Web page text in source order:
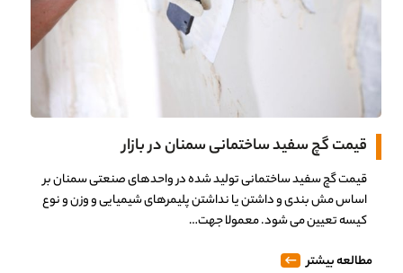
قیمت گچ سفید ساختمانی سمنان در بازار
قیمت گچ سفید ساختمانی تولید شده در واحدهای صنعتی سمنان بر
اساس مش بندی و داشتن یا نداشتن پلیمرهای شیمیایی و وزن و نوع
کیسه تعیین می شود. معمولا جهت…
مطالعه بیشتر